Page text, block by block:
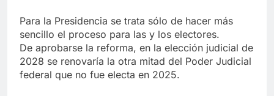
Para la Presidencia se trata sólo de hacer más
sencillo el proceso para las y los electores.
De aprobarse la reforma, en la elección judicial de
2028 se renovaría la otra mitad del Poder Judicial
federal que no fue electa en 2025.